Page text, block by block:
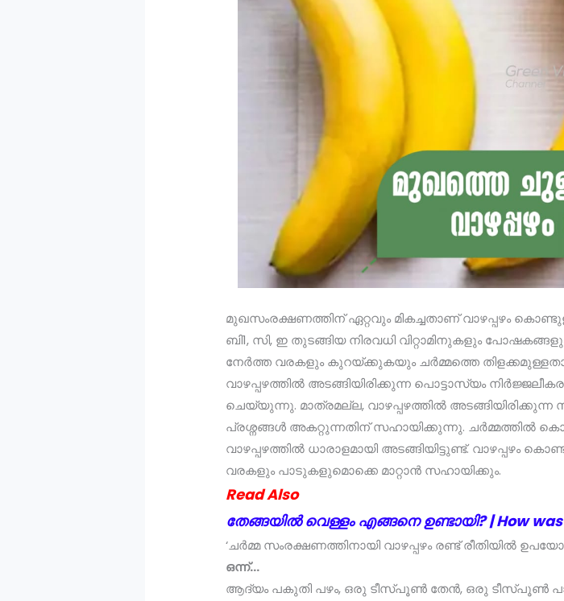
മുഖസംരക്ഷണത്തിന് ഏറ്റവും മികച്ചതാണ് വാഴപ്പഴം
ബി1, സി, ഇ തുടങ്ങിയ നിരവധി വിറ്റാമിനുകളും
നേർത്ത വരകളും കുറയ്ക്കുകയും ചർമ്മത്തെ
വാഴപ്പഴത്തിൽ അടങ്ങിയിരിക്കുന്ന പൊട്ടാസ്യം
ചെയ്യുന്നു. മാത്രമല്ല, വാഴപ്പഴത്തിൽ അടങ്ങിയിരിക്കുന്ന
പ്രശ്നങ്ങൾ അകറ്റുന്നതിന് സഹായിക്കുന്നു. ചർമ്മത്തിൽ
വാഴപ്പഴത്തിൽ ധാരാളമായി അടങ്ങിയിട്ടുണ്ട്. വാഴപ്പഴം
വരകളും പാടുകളുമൊക്കെ മാറ്റാൻ സഹായിക്കും.
Read Also
തേങ്ങയിൽ വെള്ളം എങ്ങനെ ഉണ്ടായി? | How
‘ചർമ്മ സംരക്ഷണത്തിനായി വാഴപ്പഴം രണ്ട് രീതിയിൽ
ഒന്ന്…
ആദ്യം പകുതി പഴം, ഒരു ടീസ്പൂൺ തേൻ, ഒരു ടീസ്പൂൺ